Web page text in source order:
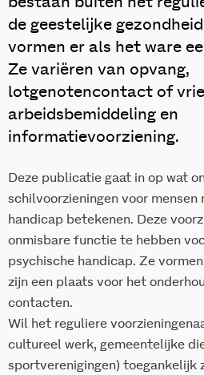
de geestelijke
vormen er als het ware
Ze variëren van opvang,
lotgenotencontact of
arbeidsbemiddeling en
informatievoorziening.
Deze publicatie gaat in op wat
schilvoorzieningen voor mensen
handicap betekenen. Deze
onmisbare functie te hebben
psychische handicap. Ze
zijn een plaats voor het
contacten.
Wil het reguliere
cultureel werk, gemeentelijke
sportverenigingen) toegankelijk